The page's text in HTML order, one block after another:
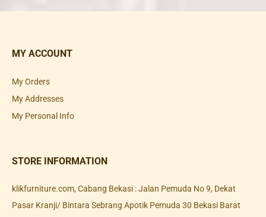
MY ACCOUNT
My Orders
My Addresses
My Personal Info
STORE INFORMATION
klikfurniture.com, Cabang Bekasi : Jalan Pemuda No 9, Dekat
Pasar Kranji/ Bintara Sebrang Apotik Pemuda 30 Bekasi Barat